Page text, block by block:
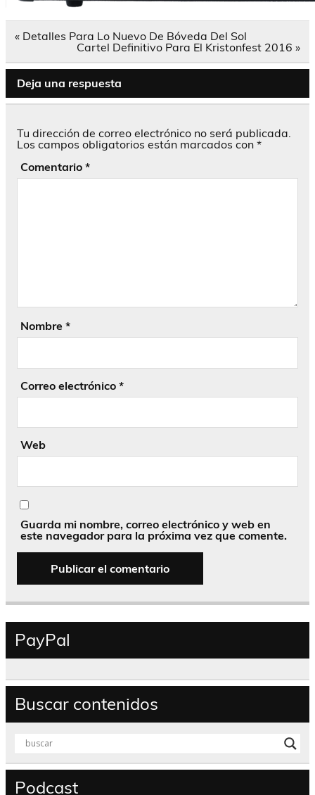
Navegación
« Detalles Para Lo Nuevo De Bóveda Del Sol
Cartel Definitivo Para El Kristonfest 2016 »
Deja una respuesta
Tu dirección de correo electrónico no será publicada.
Los campos obligatorios están marcados con *
Comentario *
Nombre *
Correo electrónico *
Web
Guarda mi nombre, correo electrónico y web en
este navegador para la próxima vez que comente.
PayPal
Buscar contenidos
Podcast